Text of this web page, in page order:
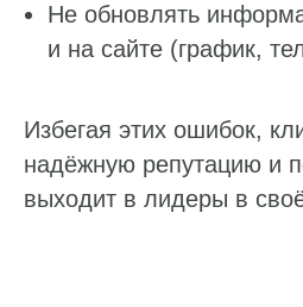
Не обновлять
и на сайте (график,
Избегая этих ошибок,
надёжную репутацию и
выходит в лидеры в
Работа с магазинами приложений
и автоответы
Теги и автоответы
Сообщения